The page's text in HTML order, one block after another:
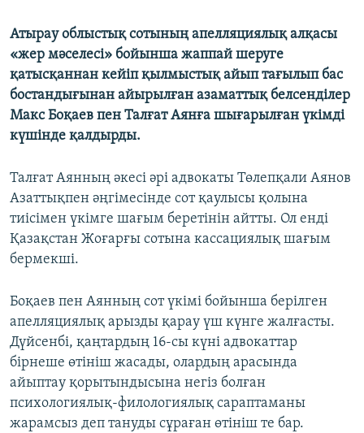
Атырау облыстық сотының апелляциялық алқасы
«жер мәселесі» бойынша жаппай шеруге
қатысқаннан кейіп қылмыстық айып тағылып бас
бостандығынан айырылған азаматтық белсенділер
Макс Боқаев пен Талғат Аянға шығарылған үкімді
күшінде қалдырды.
Талғат Аянның әкесі әрі адвокаты Төлепқали Аянов
Азаттықпен әңгімесінде сот қаулысы қолына
тиісімен үкімге шағым беретінін айтты. Ол енді
Қазақстан Жоғарғы сотына кассациялық шағым
бермекші.
Боқаев пен Аянның сот үкімі бойынша берілген
апелляциялық арызды қарау үш күнге жалғасты.
Дүйсенбі, қаңтардың 16-сы күні адвокаттар
бірнеше өтініш жасады, олардың арасында
айыптау қорытындысына негіз болған
психологиялық-филологиялық сараптаманы
жарамсыз деп тануды сұраған өтініш те бар.